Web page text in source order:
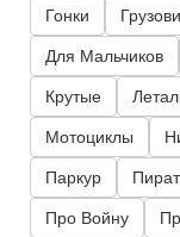
Гонки
Для Мальчиков
Крутые
Мотоциклы
Паркур
Про Войну